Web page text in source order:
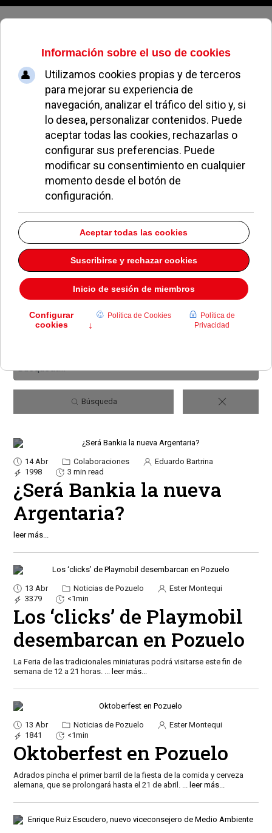
Domingo, 09 de agosto de 2026
Archivo Mensual
volver a archivo mensual
Abril 2013
Welcome to our Archives page. On this page you will find totaly
our articles broken down into Months and Years.
Búsqueda
14 Abr Colaboraciones
Eduardo Bartrina
1998
3 min read
¿Será Bankia la nueva
Argentaria?
leer más...
13 Abr Noticias de Pozuelo
Ester Montequi
3379
<1min
Los ‘clicks’ de Playmobil
desembarcan en Pozuelo
La Feria de las tradicionales miniaturas podrá visitarse este fin de
semana de 12 a 21 horas.
leer más...
13 Abr Noticias de Pozuelo
Ester Montequi
1841
<1min
Oktoberfest en Pozuelo
Adrados pincha el primer barril de la fiesta de la comida y cerveza
alemana, que se prolongará hasta el 21 de abril. ... leer más...